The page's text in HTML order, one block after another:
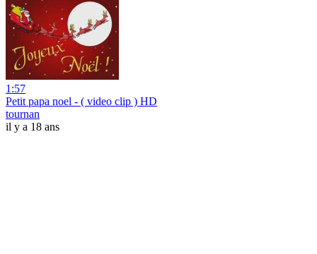
1:57
Petit papa noel - ( video clip ) HD
tournan
il y a 18 ans